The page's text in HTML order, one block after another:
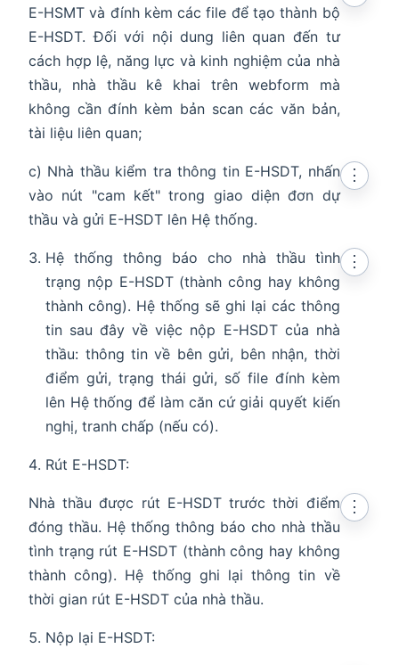
E-HSMT và đính kèm các file để tạo thành bộ
E-HSDT. Đối với nội dung liên quan đến tư
cách hợp lệ, năng lực và kinh nghiệm của nhà
thầu, nhà thầu kê khai trên webform mà
không cần đính kèm bản scan các văn bản,
tài liệu liên quan;
c) Nhà thầu kiểm tra thông tin E-HSDT, nhấn
vào nút "cam kết" trong giao diện đơn dự
thầu và gửi E-HSDT lên Hệ thống.
⋮
Hệ thống thông báo cho nhà thầu tình
trạng nộp E-HSDT (thành công hay không
thành công). Hệ thống sẽ ghi lại các thông
tin sau đây về việc nộp E-HSDT của nhà
thầu: thông tin về bên gửi, bên nhận, thời
điểm gửi, trạng thái gửi, số file đính kèm
lên Hệ thống để làm căn cứ giải quyết kiến
nghị, tranh chấp (nếu có).
⋮
Rút E-HSDT:
Nhà thầu được rút E-HSDT trước thời điểm
đóng thầu. Hệ thống thông báo cho nhà thầu
tình trạng rút E-HSDT (thành công hay không
thành công). Hệ thống ghi lại thông tin về
thời gian rút E-HSDT của nhà thầu.
⋮
Nộp lại E-HSDT: